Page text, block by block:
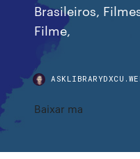
Brasileiros,
Filme,
Baixar ma